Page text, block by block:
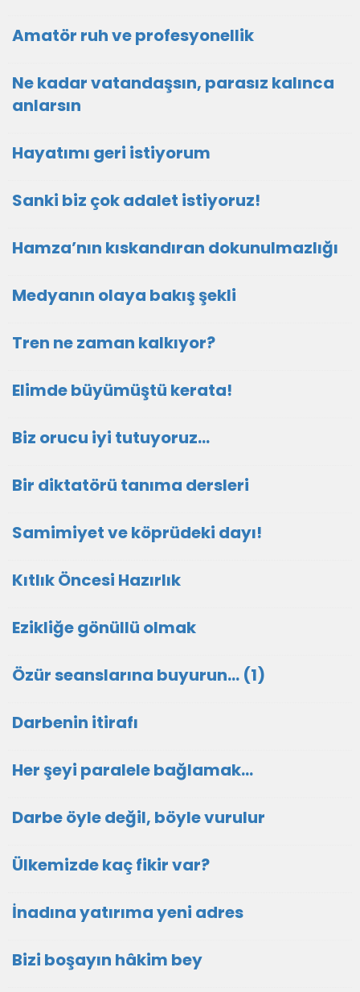
Amatör ruh ve profesyonellik
Ne kadar vatandaşsın, parasız kalınca
anlarsın
Hayatımı geri istiyorum
Sanki biz çok adalet istiyoruz!
Hamza’nın kıskandıran dokunulmazlığı
Medyanın olaya bakış şekli
Tren ne zaman kalkıyor?
Elimde büyümüştü kerata!
Biz orucu iyi tutuyoruz…
Bir diktatörü tanıma dersleri
Samimiyet ve köprüdeki dayı!
Kıtlık Öncesi Hazırlık
Ezikliğe gönüllü olmak
Özür seanslarına buyurun… (1)
Darbenin itirafı
Her şeyi paralele bağlamak…
Darbe öyle değil, böyle vurulur
Ülkemizde kaç fikir var?
İnadına yatırıma yeni adres
Bizi boşayın hâkim bey